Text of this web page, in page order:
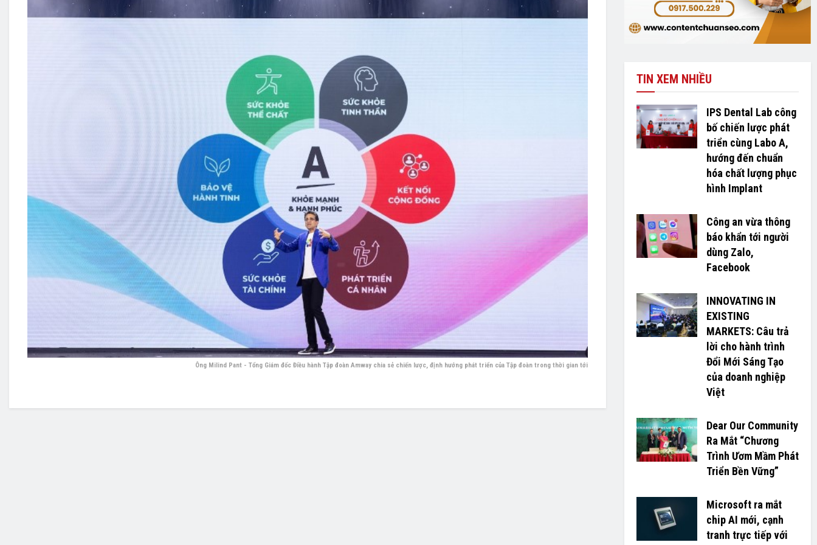
Ông Milind Pant - Tổng Giám đốc Điều hành Tập đoàn Amway chia sẻ chiến lược, định hướng phát triển của Tập đoàn trong thời gian tới
TIN XEM NHIỀU
IPS Dental Lab công
bố chiến lược phát
triển cùng Labo A,
hướng đến chuẩn
hóa chất lượng phục
hình Implant
Công an vừa thông
báo khẩn tới người
dùng Zalo,
Facebook
INNOVATING IN
EXISTING
MARKETS: Câu trả
lời cho hành trình
Đổi Mới Sáng Tạo
của doanh nghiệp
Việt
Dear Our Community
Ra Mắt “Chương
Trình Ươm Mầm Phát
Triển Bền Vững”
Microsoft ra mắt
chip AI mới, cạnh
tranh trực tiếp với